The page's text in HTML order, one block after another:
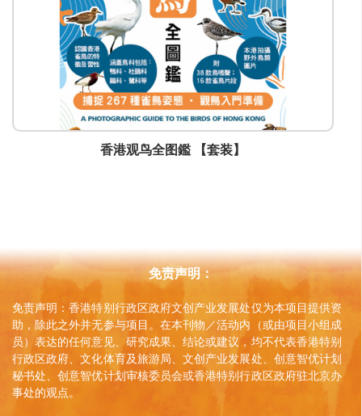
香港观鸟全图鑑 【套装】
免责声明：
免责声明：香港特别行政区政府文创产业发展处仅为本项目提供资
助，除此之外并无参与项目。在本刊物／活动内（或由项目小组成
员）表达的任何意见、研究成果、结论或建议，均不代表香港特别
行政区政府、文化体育及旅游局、文创产业发展处、创意智优计划
秘书处、创意智优计划审核委员会或香港特别行政区政府驻北京办
事处的观点。